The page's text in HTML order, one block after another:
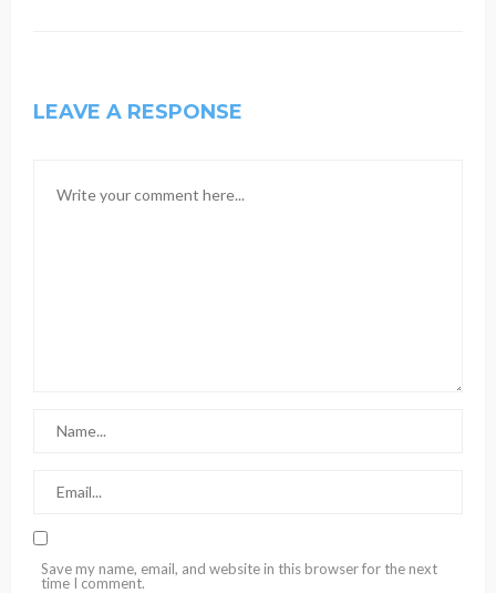
LEAVE A RESPONSE
Save my name, email, and website in this browser for the next
time I comment.